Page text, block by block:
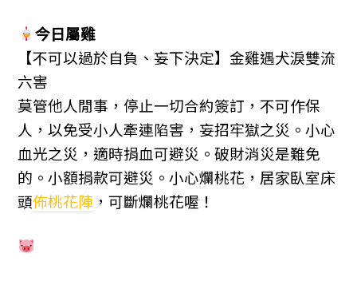
今日屬雞
【不可以過於自負、妄下決定】金雞遇犬淚雙流
六害
莫管他人閒事，停止一切合約簽訂，不可作保
人，以免受小人牽連陷害，妄招牢獄之災。小心
血光之災，適時捐血可避災。破財消災是難免
的。小額捐款可避災。小心爛桃花，居家臥室床
頭佈桃花陣 ，可斷爛桃花喔！